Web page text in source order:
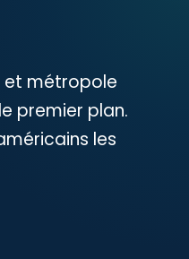
et métropole
premier plan.
les